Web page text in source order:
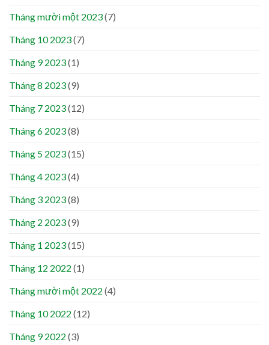
Tháng mười một 2023(7)
Tháng 10 2023(7)
Tháng 9 2023(1)
Tháng 8 2023(9)
Tháng 7 2023(12)
Tháng 6 2023(8)
Tháng 5 2023(15)
Tháng 4 2023(4)
Tháng 3 2023(8)
Tháng 2 2023(9)
Tháng 1 2023(15)
Tháng 12 2022 (1)
Tháng mười một 2022 (4)
Tháng 10 2022 (12)
Tháng 9 2022 (3)